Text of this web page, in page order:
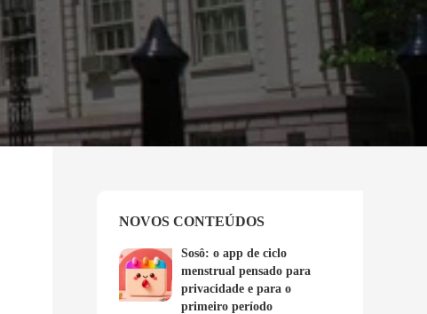
NOVOS CONTEÚDOS
Sosô: o app de ciclo
menstrual pensado para
privacidade e para o
primeiro período